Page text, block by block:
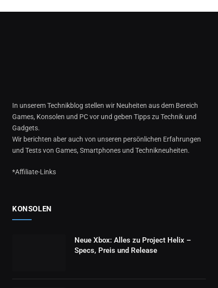
In unserem Technikblog stellen wir Neuheiten aus dem Bereich
Games, Konsolen und PC vor und geben Tipps zu Technik und
Gadgets.
Wir berichten aber auch von unseren persönlichen Erfahrungen
und Tests von Games, Smartphones und Technikneuheiten.
*Affiliate-Links
KONSOLEN
Neue Xbox: Alles zu Project Helix –
Specs, Preis und Release